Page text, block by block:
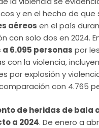
y en el hecho de que
aéreos en el país
con solo dos en 2024.
6.095 personas por
con la violencia,
por explosión y
con 4.765
de heridas de bala
a 2024. De enero a